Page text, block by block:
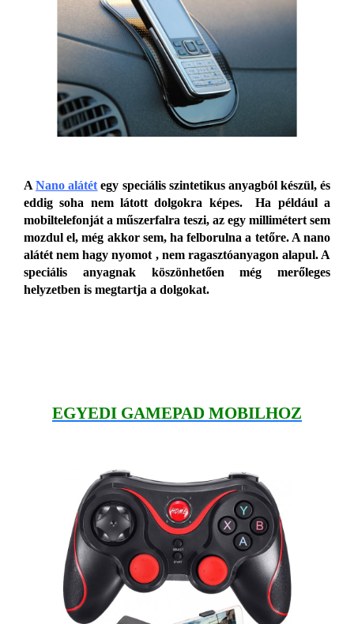
ANano alátét egy speciális szintetikus anyagból készül, és
eddig soha nem látott dolgokra képes. Ha például a
mobiltelefonját a műszerfalra teszi, az egy millimétert sem
mozdul el, még akkor sem, ha felborulna a tetőre. A nano
alátét nem hagy nyomot , nem ragasztóanyagon alapul. A
speciális anyagnak köszönhetően még merőleges
helyzetben is megtartja a dolgokat.
EGYEDI GAMEPAD MOBILHOZ